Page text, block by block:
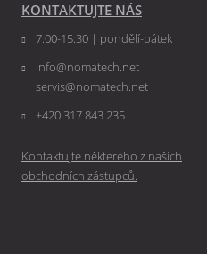
KONTAKTUJTE NÁS
7:00-15:30 | pondělí-pátek
info@nomatech.net |
servis@nomatech.net
+420 317 843 235
Kontaktujte některého z našich
obchodních zástupců.